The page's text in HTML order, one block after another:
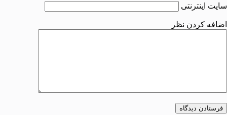
سایت اینترنتی
اضافه کردن نظر
فرستادن دیدگاه